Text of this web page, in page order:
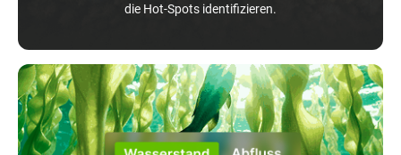
die Hot-Spots identifizieren.